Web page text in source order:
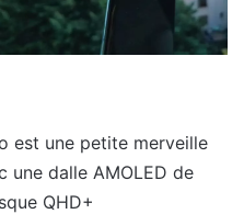
est une petite merveille
une dalle AMOLED de
QHD+